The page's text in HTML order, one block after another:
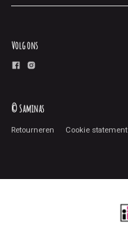
Volg ons
© Saminas
Retourneren Cookie statement